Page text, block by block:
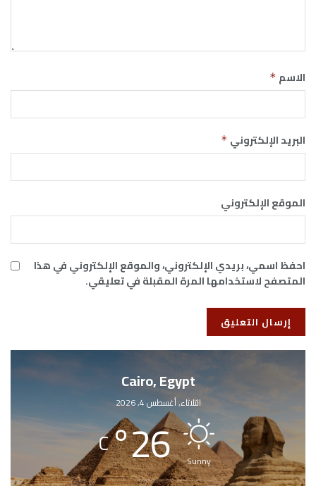
الاسم *
البريد الإلكتروني *
الموقع الإلكتروني
احفظ اسمي، بريدي الإلكتروني، والموقع الإلكتروني في هذا
المتصفح لاستخدامها المرة المقبلة في تعليقي.
Cairo, Egypt
الثلاثاء, أغسطس 4, 2026
Sunny
26
°
C